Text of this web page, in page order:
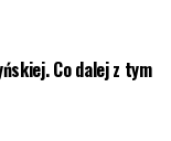
Co dalej z tym